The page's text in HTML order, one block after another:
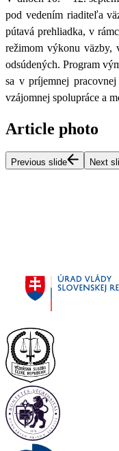
pod vedením riaditeľa
pútavá prehliadka, v
režimom výkonu väzby,
odsúdených. Program
sa v príjemnej
vzájomnej spolupráce a
Article photo
Previous slide Next